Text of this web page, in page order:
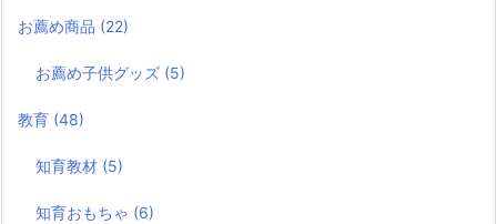
お薦め商品 (22)
お薦め子供グッズ (5)
教育 (48)
知育教材 (5)
知育おもちゃ (6)